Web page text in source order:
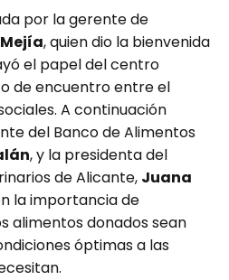
por la gerente de
, quien dio la bienvenida
el papel del centro
de encuentro entre el
A continuación
del Banco de Alimentos
, y la presidenta del
de Alicante, Juana
la importancia de
alimentos donados sean
óptimas a las